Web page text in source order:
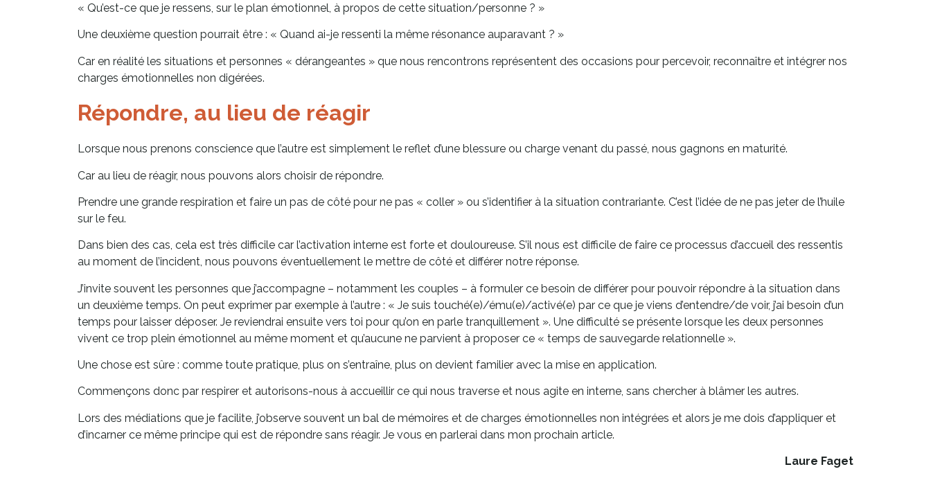
« Qu’est-ce que je ressens, sur le plan émotionnel, à propos de cette situation/personne ? »
Une deuxième question pourrait être : « Quand ai-je ressenti la même résonance auparavant ? »
Car en réalité les situations et personnes « dérangeantes » que nous rencontrons représentent des occasions pour percevoir, reconnaître et intégrer nos
charges émotionnelles non digérées.
Répondre, au lieu de réagir
Lorsque nous prenons conscience que l’autre est simplement le reflet d’une blessure ou charge venant du passé, nous gagnons en maturité.
Car au lieu de réagir, nous pouvons alors choisir de répondre.
Prendre une grande respiration et faire un pas de côté pour ne pas « coller » ou s’identifier à la situation contrariante. C’est l’idée de ne pas jeter de l’huile
sur le feu.
Dans bien des cas, cela est très difficile car l’activation interne est forte et douloureuse. S’il nous est difficile de faire ce processus d’accueil des ressentis
au moment de l’incident, nous pouvons éventuellement le mettre de côté et différer notre réponse.
J’invite souvent les personnes que j’accompagne – notamment les couples – à formuler ce besoin de différer pour pouvoir répondre à la situation dans
un deuxième temps. On peut exprimer par exemple à l’autre : « Je suis touché(e)/ému(e)/activé(e) par ce que je viens d’entendre/de voir, j’ai besoin d’un
temps pour laisser déposer. Je reviendrai ensuite vers toi pour qu’on en parle tranquillement ». Une difficulté se présente lorsque les deux personnes
vivent ce trop plein émotionnel au même moment et qu’aucune ne parvient à proposer ce « temps de sauvegarde relationnelle ».
Une chose est sûre : comme toute pratique, plus on s’entraîne, plus on devient familier avec la mise en application.
Commençons donc par respirer et autorisons-nous à accueillir ce qui nous traverse et nous agite en interne, sans chercher à blâmer les autres.
Lors des médiations que je facilite, j’observe souvent un bal de mémoires et de charges émotionnelles non intégrées et alors je me dois d’appliquer et
d’incarner ce même principe qui est de répondre sans réagir. Je vous en parlerai dans mon prochain article.
Laure Faget